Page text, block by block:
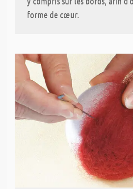
forme de cœur.